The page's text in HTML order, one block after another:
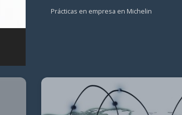
Prácticas en empresa en Michelin